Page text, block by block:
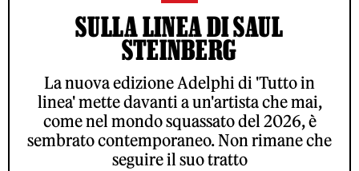
SULLA LINEA DI SAUL
STEINBERG
La nuova edizione Adelphi di 'Tutto in
linea' mette davanti a un'artista che mai,
come nel mondo squassato del 2026, è
sembrato contemporaneo. Non rimane che
seguire il suo tratto